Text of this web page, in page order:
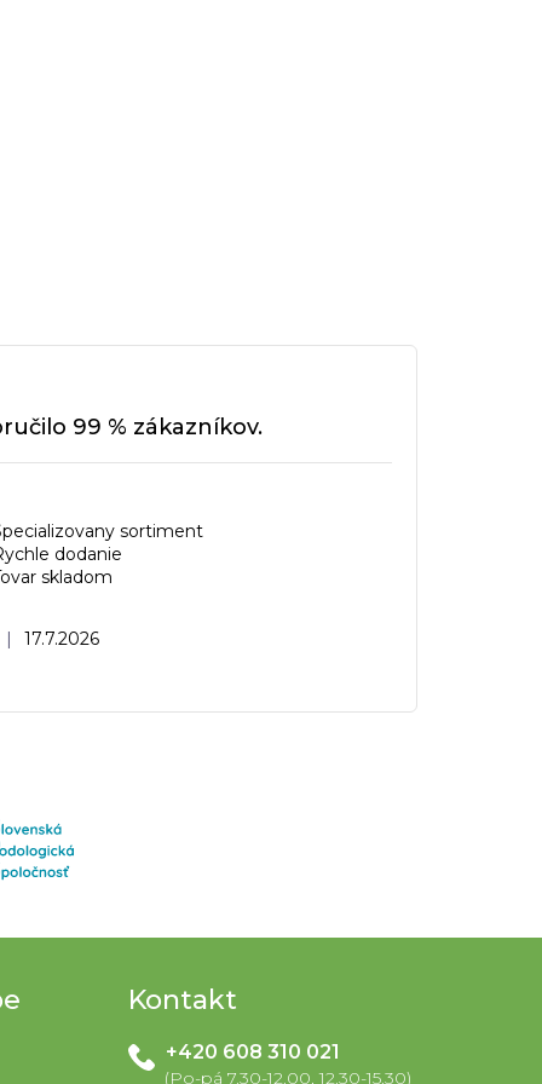
99 % zákazníkov.
Hodnotenie obchodu je 5 z 5 hviezdičiek.
| 17.7.2026
sortiment
dodanie
skladom
Kontakt
+420 608 310 021